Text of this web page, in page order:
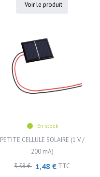
Voir le produit
En stock
PETITE CELLULE SOLAIRE (1 V /
200 mA)
3,58 € 1,48 € TTC